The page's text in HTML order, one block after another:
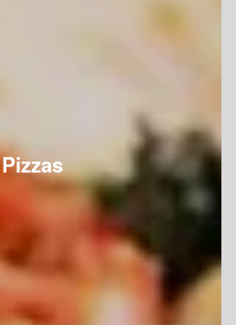
Pizzas